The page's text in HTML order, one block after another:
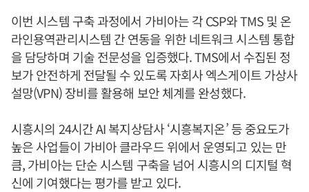
이번 시스템 구축 과정에서 가비아는 각 CSP와 TMS 및 온
라인용역관리시스템 간 연동을 위한 네트워크 시스템 통합
을 담당하며 기술 전문성을 입증했다. TMS에서 수집된 정
보가 안전하게 전달될 수 있도록 자회사 엑스게이트 가상사
설망(VPN) 장비를 활용해 보안 체계를 완성했다.
시흥시의 24시간 AI 복지상담사 ‘시흥복지온’ 등 중요도가
높은 사업들이 가비아 클라우드 위에서 운영되고 있는 만
큼, 가비아는 단순 시스템 구축을 넘어 시흥시의 디지털 혁
신에 기여했다는 평가를 받고 있다.